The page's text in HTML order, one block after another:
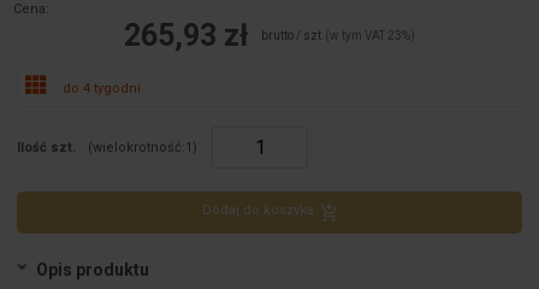
Cena:
265,93 zł brutto / szt. (w tym VAT 23%)
do 4 tygodni
Ilość szt. (wielokrotność:1 )
Dodaj do koszyka
Opis produktu